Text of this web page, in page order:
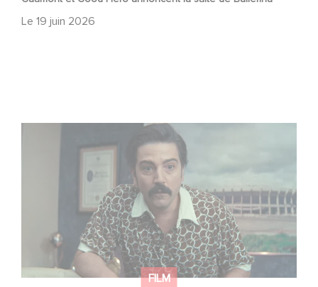
Le 19 juin 2026
FILM
Mexico 86, est à retrouver dès maintenant sur Netflix